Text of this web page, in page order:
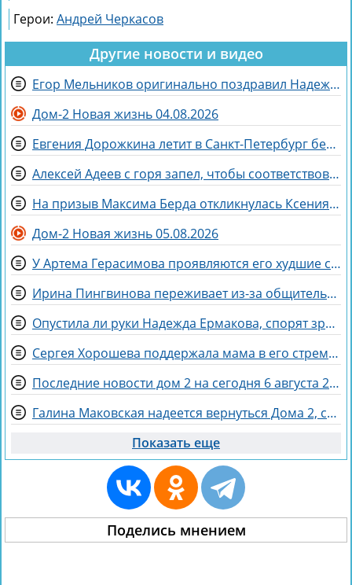
Герои: Андрей Черкасов
Другие новости и видео
Егор Мельников оригинально поздравил Надежду Ермакову с разводом
Дом-2 Новая жизнь 04.08.2026
Евгения Дорожкина летит в Санкт-Петербург без мужа на несколько дней
Алексей Адеев с горя запел, чтобы соответствовать Иване Михайличенко
На призыв Максима Берда откликнулась Ксения Нечаева
Дом-2 Новая жизнь 05.08.2026
У Артема Герасимова проявляются его худшие стороны, благодаря Надежде Ермаковой
Ирина Пингвинова переживает из-за общительности дочки Миланы
Опустила ли руки Надежда Ермакова, спорят зрители Дома 2
Сергея Хорошева поддержала мама в его стремлении сохранить свободу
Последние новости дом 2 на сегодня 6 августа 2026
Галина Маковская надеется вернуться Дома 2, считая неадекватными участниками Хорошева, Адеева и Рахимову
Показать еще
Поделись мнением